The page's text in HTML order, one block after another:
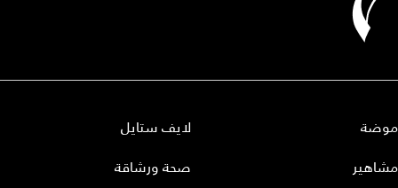
موضة
مشاهير
لايف ستايل
صحة ورشاقة